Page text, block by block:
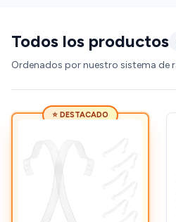
Todos los productos
Ordenados por nuestro sistema de
⭐ DESTACADO